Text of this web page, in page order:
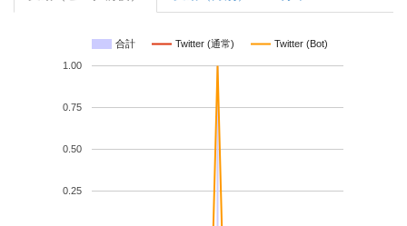
合計 Twitter (通常) Twitter (Bot)
0.25
0.50
0.75
1.00